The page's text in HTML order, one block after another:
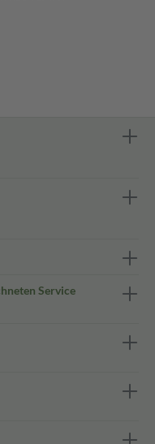
Service